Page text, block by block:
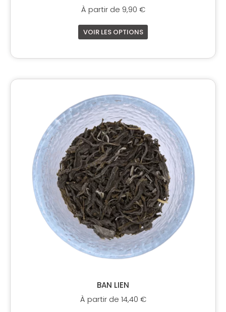
À partir de 9,90 €
VOIR LES OPTIONS
BAN LIEN
À partir de 14,40 €
produit
a
plusieurs
variations.
Les
options
peuvent
être
choisies
sur
la
page
du
produit